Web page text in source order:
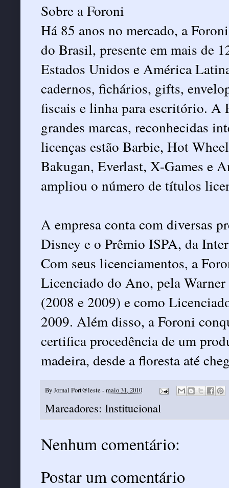
Sobre a Foroni
Há 85 anos no mercado, a
do Brasil, presente em mais de
Estados Unidos e América
cadernos, fichários, gifts,
fiscais e linha para escritório. A
grandes marcas, reconhecidas
licenças estão Barbie, Hot
Bakugan, Everlast, X-Games e
ampliou o número de títulos
A empresa conta com diversas
Disney e o Prêmio ISPA, da
Com seus licenciamentos, a
Licenciado do Ano, pela
(2008 e 2009) e como
2009. Além disso, a Foroni
certifica procedência de um
madeira, desde a floresta até
ByJornal Port@leste -maio 31, 2010
Marcadores: Institucional
Nenhum comentário:
Postar um comentário